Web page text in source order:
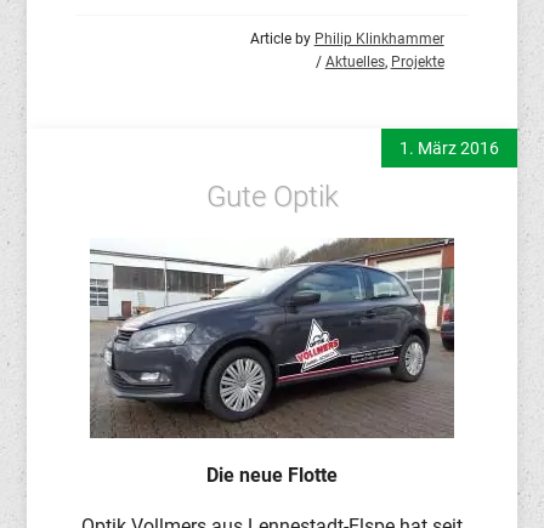
Article by Philip Klinkhammer
/ Aktuelles, Projekte
1. März 2016
Gute Optik
Die neue Flotte